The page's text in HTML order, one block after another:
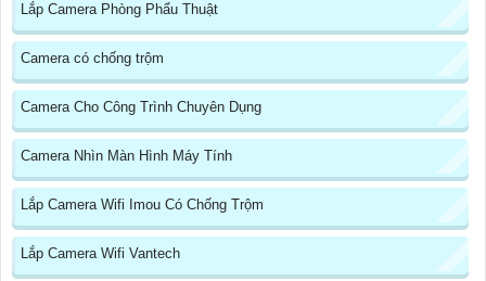
Lắp Camera Phòng Phẩu Thuật
Camera có chống trộm
Camera Cho Công Trình Chuyên Dụng
Camera Nhìn Màn Hình Máy Tính
Lắp Camera Wifi Imou Có Chống Trộm
Lắp Camera Wifi Vantech